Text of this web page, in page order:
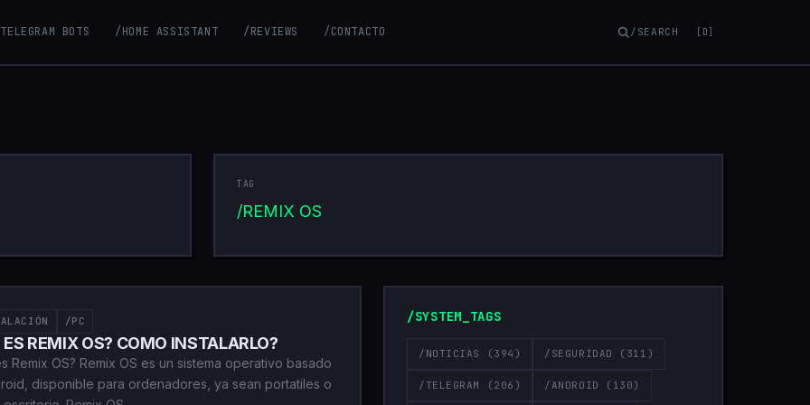
BOTS /HOME ASSISTANT /REVIEWS /CONTACTO /SEARCH [D]
TAG
/REMIX OS
/PC
ES REMIX OS? COMO INSTALARLO?
Remix OS? Remix OS es un sistema operativo basado
disponible para ordenadores, ya sean portatiles o
/SYSTEM_TAGS
/NOTICIAS (394) /SEGURIDAD (311)
/TELEGRAM (206) /ANDROID (130)